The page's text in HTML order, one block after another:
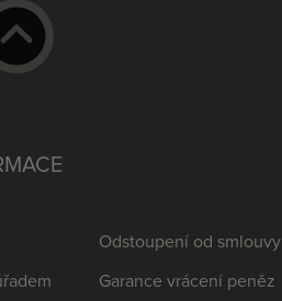
Odstoupení od smlouvy
Garance vrácení peněz